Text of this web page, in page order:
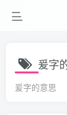
爰字
爰字的意思